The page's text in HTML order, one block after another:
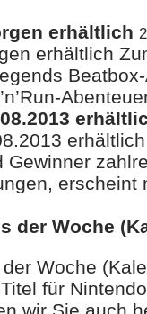
erhältlich
erhältlich
Gewinner
erscheint
der Woche
Woche
für
wir Sie auch